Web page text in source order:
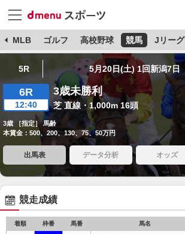
MLB ゴルフ 高校野球 競馬 Jリーグ
5R 5月20日(土) 1回新潟7日
6R
12:40
3歳未勝利
芝 直線・1,000m 16頭
3歳 ［指定］ 馬齢
本賞金：500、200、130、75、50万円
出馬表 データ分析 オッズ
競走成績
着順 枠番 馬番 馬名